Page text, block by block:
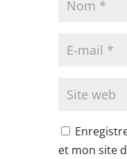
et mon site